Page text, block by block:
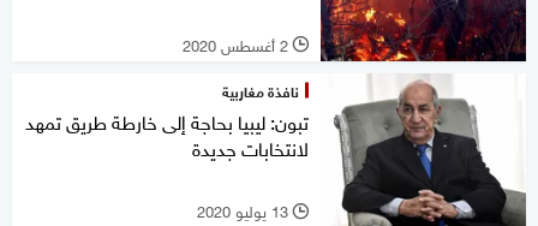
l 2 أغسطس 2020
نافذة مغاربية
تبون: ليبيا بحاجة إلى خارطة طريق تمهد
لانتخابات جديدة
l 13 يوليو 2020